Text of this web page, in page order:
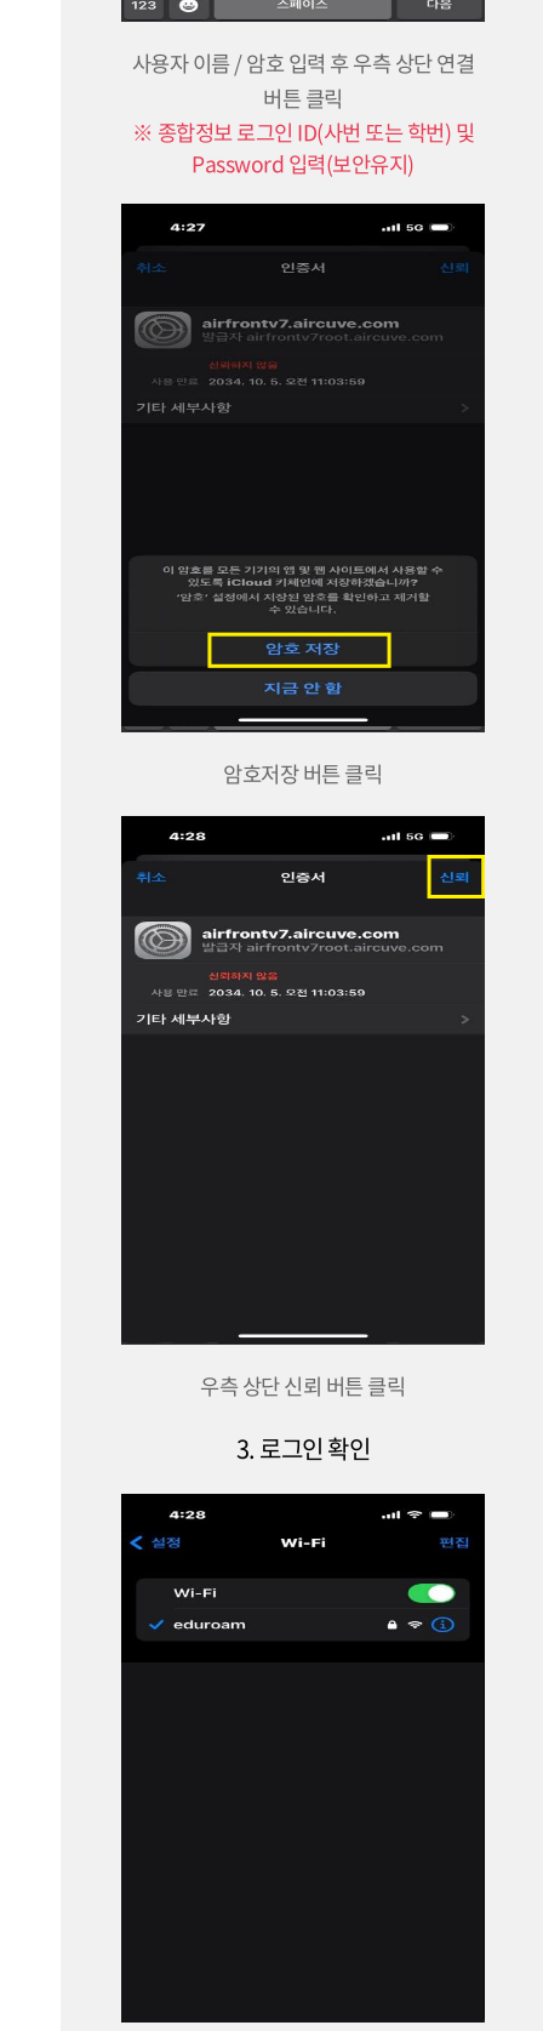
사용자 이름 / 암호 입력 후 우측 상단 연결
버튼 클릭
※ 종합정보 로그인 ID(사번 또는 학번) 및
Password 입력(보안유지)
암호저장 버튼 클릭
우측 상단 신뢰 버튼 클릭
3. 로그인 확인